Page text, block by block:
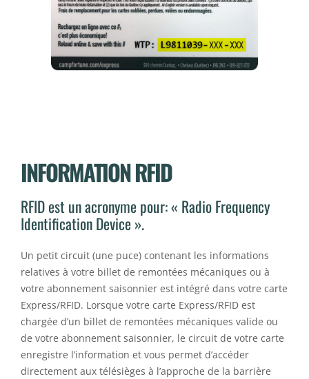
INFORMATION RFID
RFID est un acronyme pour: « Radio Frequency
Identification Device ».
Un petit circuit (une puce) contenant les informations
relatives à votre billet de remontées mécaniques ou à
votre abonnement saisonnier est intégré dans votre carte
Express/RFID. Lorsque votre carte Express/RFID est
chargée d’un billet de remontées mécaniques valide ou
de votre abonnement saisonnier, le circuit de votre carte
enregistre l’information et vous permet d’accéder
directement aux télésièges à l’approche de la barrière